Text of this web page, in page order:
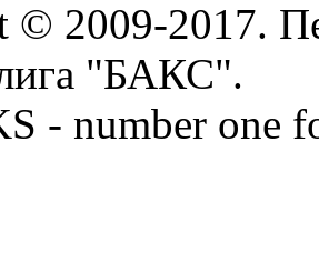
© 2009-2017.
"БАКС".
- number one